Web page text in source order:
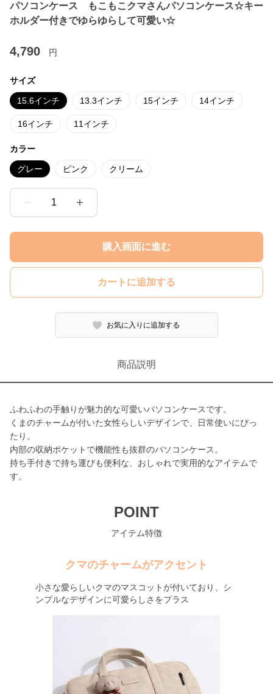
パソコンケース もこもこクマさんパソコンケース☆キー
ホルダー付きでゆらゆらして可愛い☆
4,790 円
サイズ
15.6インチ 13.3インチ 15インチ 14インチ
16インチ 11インチ
カラー
グレー ピンク クリーム
1
購入画面に進む
カートに追加する
お気に入りに追加する
商品説明
ふわふわの手触りが魅力的な可愛いパソコンケースです。
くまのチャームが付いた女性らしいデザインで、日常使いにぴっ
たり。
内部の収納ポケットで機能性も抜群のパソコンケース。
持ち手付きで持ち運びも便利な、おしゃれで実用的なアイテムで
す。
POINT
アイテム特徴
クマのチャームがアクセント
小さな愛らしいクマのマスコットが付いており、シ
ンプルなデザインに可愛らしさをプラス